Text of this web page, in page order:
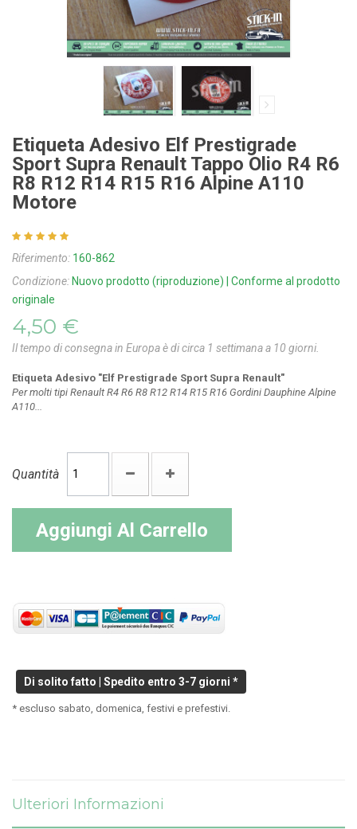
Etiqueta Adesivo Elf Prestigrade
Sport Supra Renault Tappo Olio R4 R6
R8 R12 R14 R15 R16 Alpine A110
Motore
Riferimento: 160-862
Condizione: Nuovo prodotto (riproduzione) | Conforme al prodotto
originale
4,50 €
Il tempo di consegna in Europa è di circa 1 settimana a 10 giorni.
Etiqueta Adesivo "Elf Prestigrade Sport Supra Renault"
Per molti tipi Renault R4 R6 R8 R12 R14 R15 R16 Gordini Dauphine Alpine
A110...
Quantità
Aggiungi Al Carrello
Di solito fatto | Spedito entro 3-7 giorni *
* escluso sabato, domenica, festivi e prefestivi.
Ulteriori Informazioni